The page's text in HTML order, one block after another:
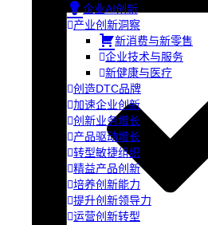
企业AI创新
产业创新洞察
新消费与新零售
企业技术与服务
新健康与医疗
创造DTC品牌
加速企业创新
创新业务增长
产品驱动增长
转型敏捷组织
精益产品创新
培养创新能力
提升创新领导力
运营创新转型